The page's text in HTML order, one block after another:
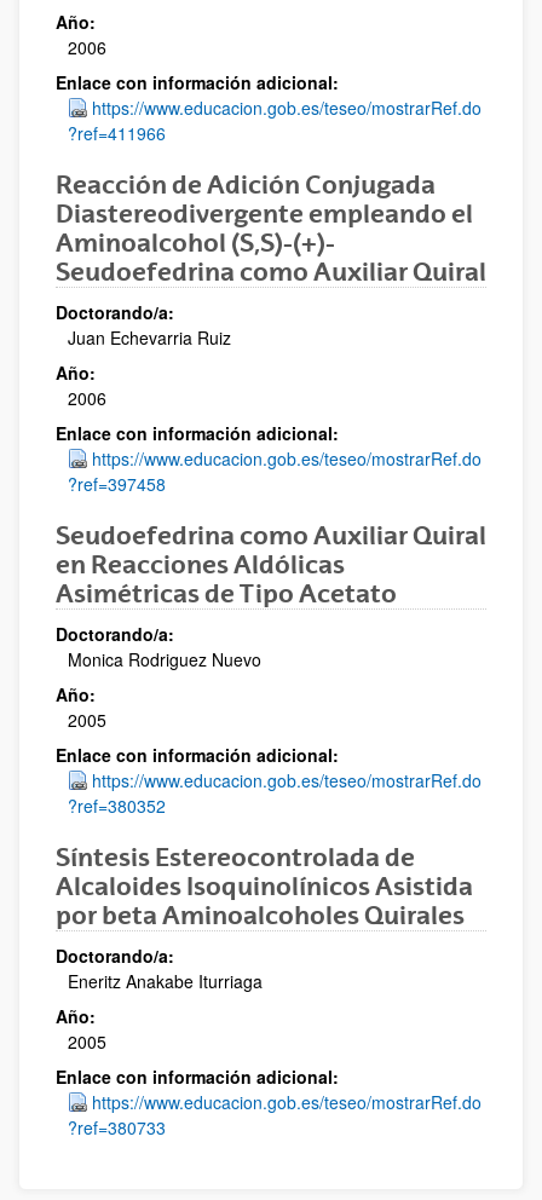
Año:
2006
Enlace con información adicional:
https://www.educacion.gob.es/teseo/mostrarRef.do
?ref=411966
Reacción de Adición Conjugada
Diastereodivergente empleando el
Aminoalcohol (S,S)-(+)-
Seudoefedrina como Auxiliar Quiral
Doctorando/a:
Juan Echevarria Ruiz
Año:
2006
Enlace con información adicional:
https://www.educacion.gob.es/teseo/mostrarRef.do
?ref=397458
Seudoefedrina como Auxiliar Quiral
en Reacciones Aldólicas
Asimétricas de Tipo Acetato
Doctorando/a:
Monica Rodriguez Nuevo
Año:
2005
Enlace con información adicional:
https://www.educacion.gob.es/teseo/mostrarRef.do
?ref=380352
Síntesis Estereocontrolada de
Alcaloides Isoquinolínicos Asistida
por beta Aminoalcoholes Quirales
Doctorando/a:
Eneritz Anakabe Iturriaga
Año:
2005
Enlace con información adicional:
https://www.educacion.gob.es/teseo/mostrarRef.do
?ref=380733